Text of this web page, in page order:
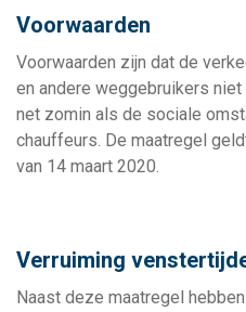
Voorwaarden
Voorwaarden zijn dat de
en andere weggebruikers
net zomin als de sociale
chauffeurs. De maatregel
van 14 maart 2020.
Verruiming
Naast deze maatregel